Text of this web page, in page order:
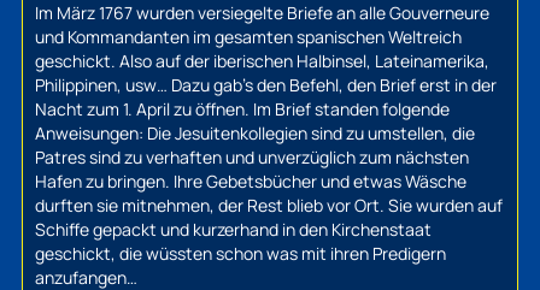
Im März 1767 wurden versiegelte Briefe an alle Gouverneure
und Kommandanten im gesamten spanischen Weltreich
geschickt. Also auf der iberischen Halbinsel, Lateinamerika,
Philippinen, usw… Dazu gab’s den Befehl, den Brief erst in der
Nacht zum 1. April zu öffnen. Im Brief standen folgende
Anweisungen: Die Jesuitenkollegien sind zu umstellen, die
Patres sind zu verhaften und unverzüglich zum nächsten
Hafen zu bringen. Ihre Gebetsbücher und etwas Wäsche
durften sie mitnehmen, der Rest blieb vor Ort. Sie wurden auf
Schiffe gepackt und kurzerhand in den Kirchenstaat
geschickt, die wüssten schon was mit ihren Predigern
anzufangen…